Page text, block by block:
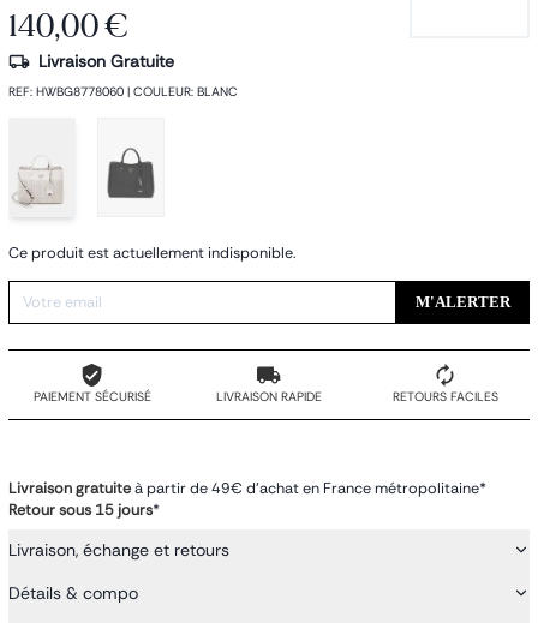
140,00 €
Livraison Gratuite
REF: HWBG8778060 | COULEUR: BLANC
Ce produit est actuellement indisponible.
M'ALERTER
PAIEMENT SÉCURISÉ LIVRAISON RAPIDE RETOURS FACILES
Livraison gratuiteà partir de 49€ d'achat en France métropolitaine*
Retour sous 15 jours*
Livraison, échange et retours
Détails & compo